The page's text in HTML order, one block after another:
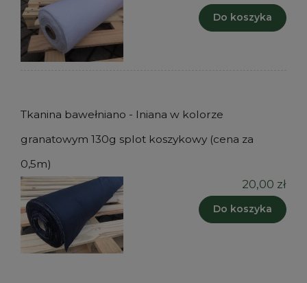
Do koszyka
Tkanina bawełniano - lniana w kolorze
granatowym 130g splot koszykowy (cena za
0,5m)
20,00 zł
Do koszyka